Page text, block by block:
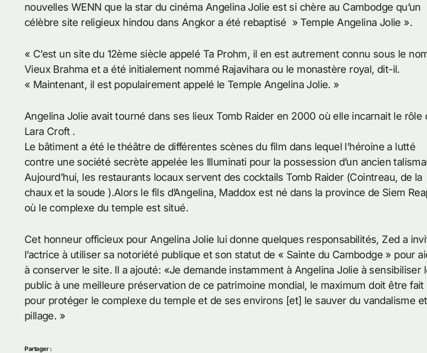
nouvelles WENN que la star du cinéma Angelina Jolie est si chère au Cambodge qu’un
célèbre site religieux hindou dans Angkor a été rebaptisé » Temple Angelina Jolie ».
« C’est un site du 12ème siècle appelé Ta Prohm, il en est autrement connu sous le
Vieux Brahma et a été initialement nommé Rajavihara ou le monastère royal, dit-il.
« Maintenant, il est populairement appelé le Temple Angelina Jolie. »
Angelina Jolie avait tourné dans ses lieux Tomb Raider en 2000 où elle incarnait le rôle
Lara Croft .
Le bâtiment a été le théâtre de différentes scènes du film dans lequel l’héroine a lutté
contre une société secrète appelée les Illuminati pour la possession d’un ancien
Aujourd’hui, les restaurants locaux servent des cocktails Tomb Raider (Cointreau, de la
chaux et la soude ).Alors le fils d’Angelina, Maddox est né dans la province de Siem
où le complexe du temple est situé.
Cet honneur officieux pour Angelina Jolie lui donne quelques responsabilités, Zed a
l’actrice à utiliser sa notoriété publique et son statut de « Sainte du Cambodge » pour
à conserver le site. Il a ajouté: «Je demande instamment à Angelina Jolie à sensibiliser
public à une meilleure préservation de ce patrimoine mondial, le maximum doit être fait
pour protéger le complexe du temple et de ses environs [et] le sauver du vandalisme
pillage. »
Partager :